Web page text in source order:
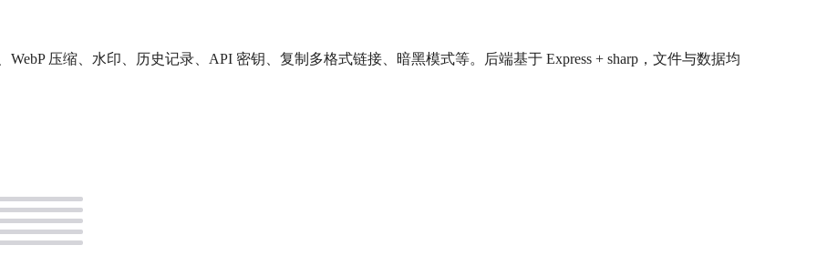
压缩、水印、历史记录、API 密钥、复制多格式链接、暗黑模式等。后端基于 Express + sharp，文件与数据均